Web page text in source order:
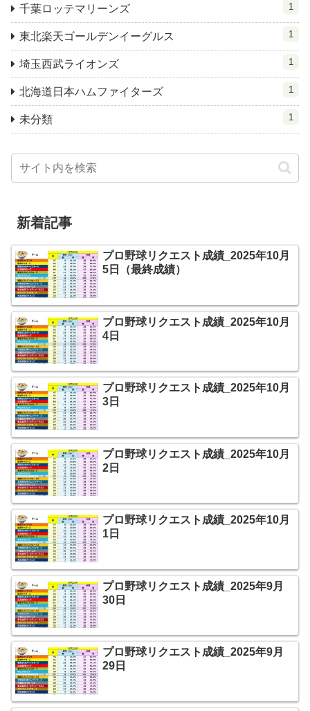
千葉ロッテマリーンズ 1
東北楽天ゴールデンイーグルス 1
埼玉西武ライオンズ 1
北海道日本ハムファイターズ 1
未分類 1
新着記事
プロ野球リクエスト成績_2025年10月
5日（最終成績）
プロ野球リクエスト成績_2025年10月
4日
プロ野球リクエスト成績_2025年10月
3日
プロ野球リクエスト成績_2025年10月
2日
プロ野球リクエスト成績_2025年10月
1日
プロ野球リクエスト成績_2025年9月
30日
プロ野球リクエスト成績_2025年9月
29日